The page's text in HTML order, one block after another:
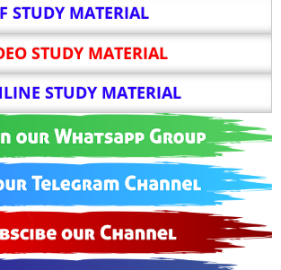
STUDY MATERIAL
STUDY MATERIAL
STUDY MATERIAL